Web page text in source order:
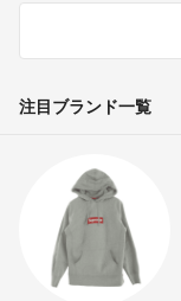
注目ブランド一覧